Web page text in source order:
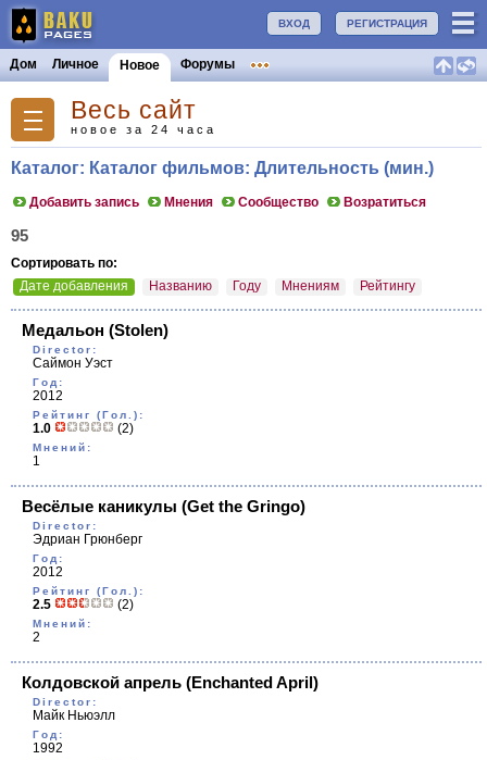
РЕГИСТРАЦИЯ
ВХОД
Дом Личное Новое Форумы
Весь сайт
новое за 24 часа
Каталог: Каталог фильмов: Длительность (мин.)
Добавить запись Мнения Сообщество Возратиться
95
Сортировать по:
Дате добавления
Названию Году Мнениям Рейтингу
Медальон (Stolen)
Director:
Саймон Уэст
Год:
2012
Рейтинг (Гол.):
1.0 (2)
Мнений:
1
Весёлые каникулы (Get the Gringo)
Director:
Эдриан Грюнберг
Год:
2012
Рейтинг (Гол.):
2.5 (2)
Мнений:
2
Колдовской апрель (Enchanted April)
Director:
Майк Ньюэлл
Год:
1992